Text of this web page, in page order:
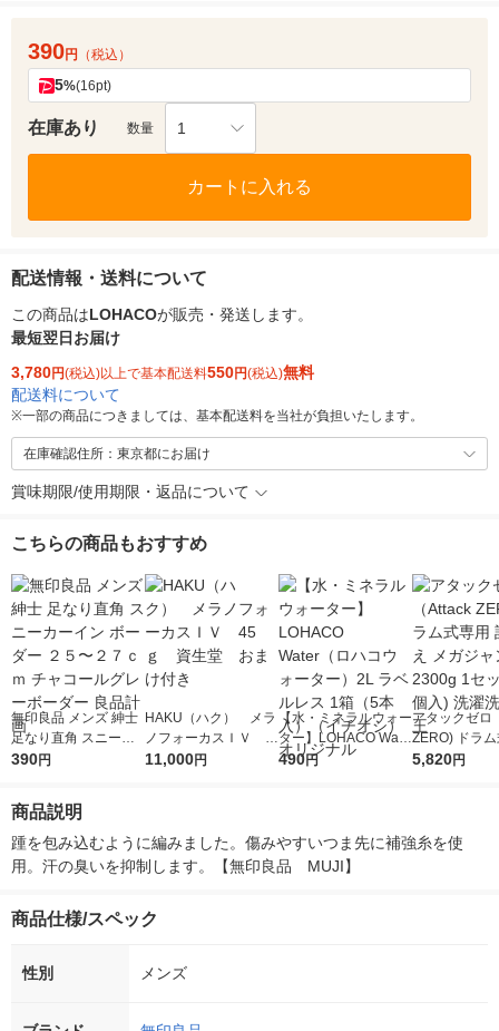
390円 （税込）
5%(16pt)
在庫あり 数量 1
カートに入れる
配送情報・送料について
この商品はLOHACOが販売・発送します。
最短翌日お届け
3,780円(税込)以上で基本配送料550円(税込)無料
配送料について
※一部の商品につきましては、基本配送料を当社が負担いたします。
在庫確認住所：東京都にお届け
賞味期限/使用期限・返品について
こちらの商品もおすすめ
無印良品 メンズ 紳士
足なり直角 スニーカ
ーイン ボーダー ２
良品計画
390円
HAKU（ハク） メラ
ノフォーカスＩＶ 4
5ｇ 資生堂 おまけ
11,000円
【水・ミネラルウォー
ター】LOHACO Wate
r（ロハコウォータ
490円
アタックゼロ
ZERO) ドラ
詰め替え メガ
5,820円
商品説明
踵を包み込むように編みました。傷みやすいつま先に補強糸を使
用。汗の臭いを抑制します。【無印良品　MUJI】
商品仕様/スペック
性別 メンズ